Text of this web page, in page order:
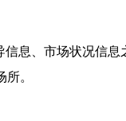
息、市场状况信
。